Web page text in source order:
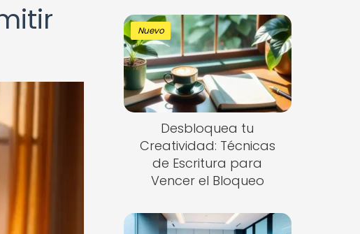
Nuevo
Desbloquea tu
Creatividad: Técnicas
de Escritura para
Vencer el Bloqueo